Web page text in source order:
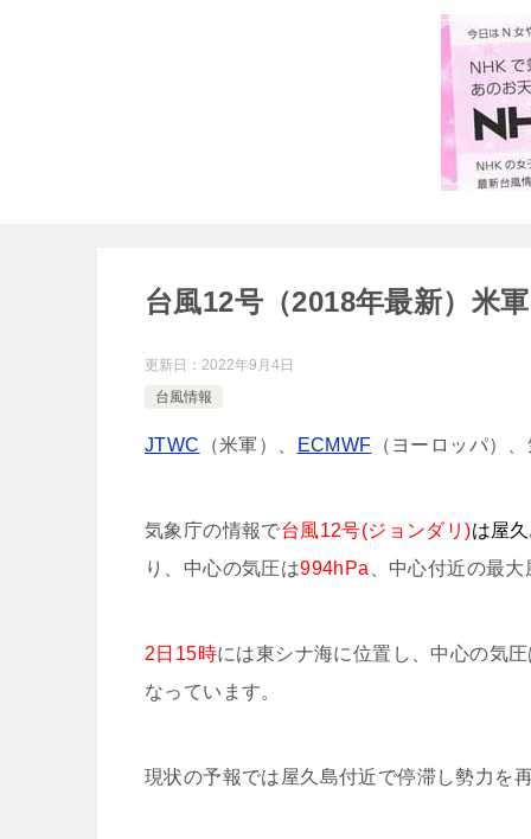
台風12号（2018年最新）米
更新日： 2022年9月4日
台風情報
JTWC （米軍）、 ECMWF （ヨーロッパ）
気象庁の情報で台風12号(ジョンダリ)は屋
り、中心の気圧は994hPa 、中心付近の最大
2日15時には東シナ海に位置し、中心の気圧
なっています。
現状の予報では屋久島付近で停滞し勢力を